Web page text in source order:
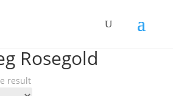
Rosegold
result